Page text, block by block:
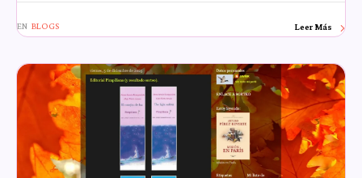
EN BLOGS Leer Más